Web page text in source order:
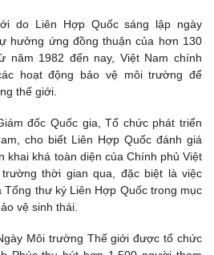
do Liên Hợp Quốc sáng lập ngày
hưởng ứng đồng thuận của hơn 130
năm 1982 đến nay, Việt Nam chính
hoạt động bảo vệ môi trường để
thế giới.
đốc Quốc gia, Tổ chức phát triển
cho biết Liên Hợp Quốc đánh giá
khai khá toàn diện của Chính phủ Việt
thời gian qua, đặc biệt là việc
thư ký Liên Hợp Quốc trong mục
vệ sinh thái.
Môi trường Thế giới được tổ chức